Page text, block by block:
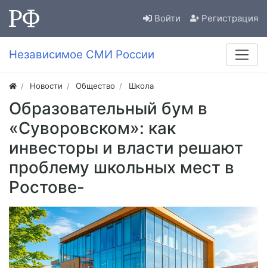
Войти Регистрация
Независимое СМИ России
Новости Общество Школа
Образовательный бум в
«Суворовском»: как
инвесторы и власти решают
проблему школьных мест в
Ростове-